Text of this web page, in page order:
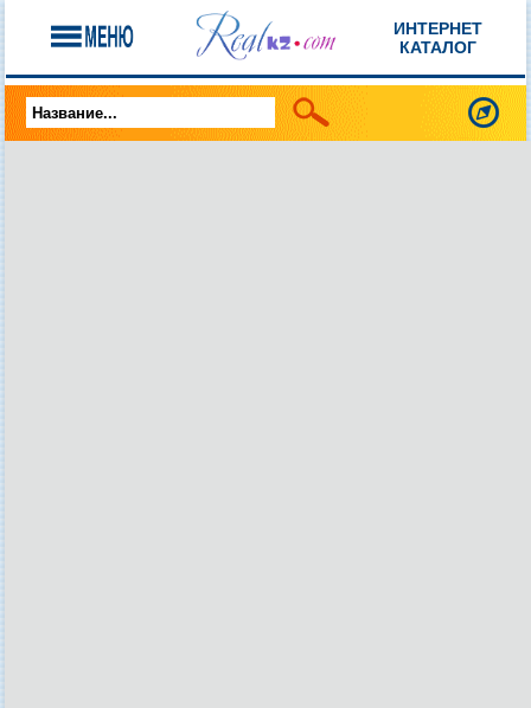
ИНТЕРНЕТ
КАТАЛОГ